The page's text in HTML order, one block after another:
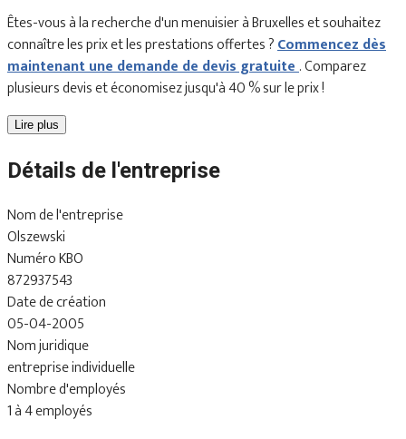
Êtes-vous à la recherche d'un menuisier à Bruxelles et souhaitez
connaître les prix et les prestations offertes ?Commencez dès
maintenant une demande de devis gratuite. Comparez
plusieurs devis et économisez jusqu'à 40 % sur le prix !
Lire plus
Détails de l'entreprise
Nom de l'entreprise
Olszewski
Numéro KBO
872937543
Date de création
05-04-2005
Nom juridique
entreprise individuelle
Nombre d'employés
1 à 4 employés